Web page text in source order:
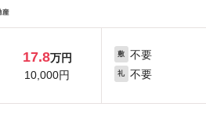
17.8万円
10,000円
敷 不要
礼 不要